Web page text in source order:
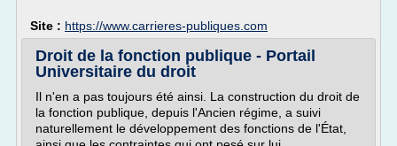
Site : https://www.carrieres-publiques.com
Droit de la fonction publique - Portail
Universitaire du droit
Il n'en a pas toujours été ainsi. La construction du droit de
la fonction publique, depuis l'Ancien régime, a suivi
naturellement le développement des fonctions de l'État,